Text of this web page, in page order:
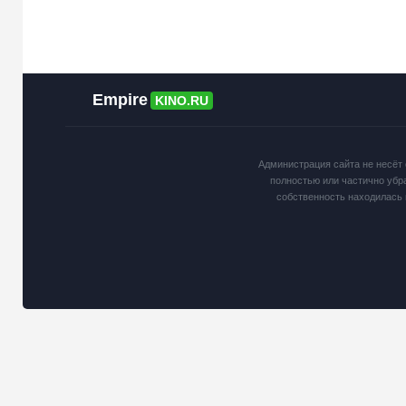
Empire KINO.RU
Администрация сайта не
полностью или частично
собственность